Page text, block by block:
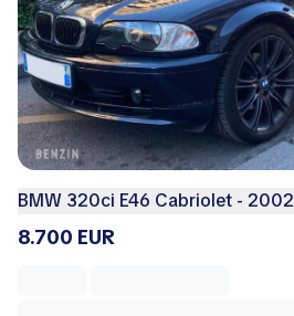
BMW 320ci E46 Cabriolet - 2002
8.700 EUR